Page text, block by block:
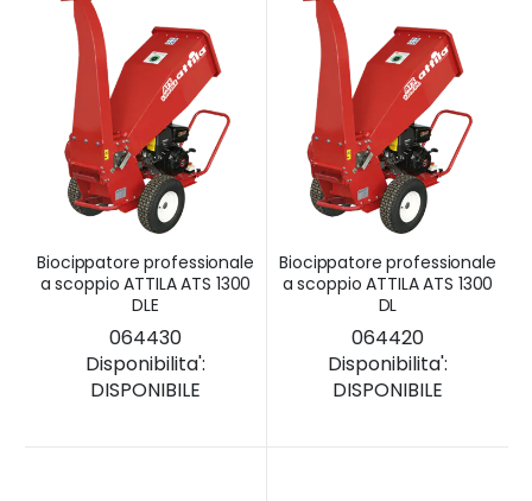
Biocippatore professionale
a scoppio ATTILA ATS 1300
DLE
064430
Disponibilita':
DISPONIBILE
Biocippatore professionale
a scoppio ATTILA ATS 1300
DL
064420
Disponibilita':
DISPONIBILE